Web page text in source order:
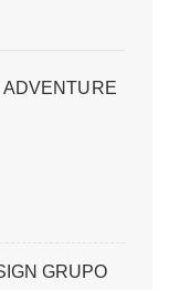
ADVENTURE
GRUPO